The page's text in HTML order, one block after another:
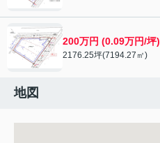
200万円 (0.09万円/坪)
2176.25坪(7194.27㎡)
地図